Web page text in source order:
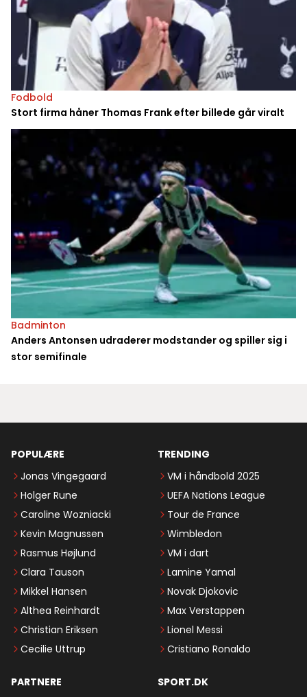
Fodbold
Stort firma håner Thomas Frank efter billede går viralt
Badminton
Anders Antonsen udraderer modstander og spiller sig i
stor semifinale
POPULÆRE
Jonas Vingegaard
Holger Rune
Caroline Wozniacki
Kevin Magnussen
Rasmus Højlund
Clara Tauson
Mikkel Hansen
Althea Reinhardt
Christian Eriksen
Cecilie Uttrup
TRENDING
VM i håndbold 2025
UEFA Nations League
Tour de France
Wimbledon
VM i dart
Lamine Yamal
Novak Djokovic
Max Verstappen
Lionel Messi
Cristiano Ronaldo
PARTNERE SPORT.DK